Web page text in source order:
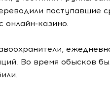
поступавшие
онлайн-казино.
Во время обысков